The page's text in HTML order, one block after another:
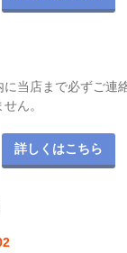
当店まで必ずご連
ん。
詳しくはこちら